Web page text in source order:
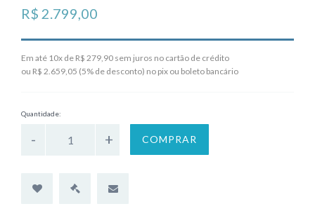
R$ 2.799,00
Em até 10x de R$ 279,90 sem juros no cartão de crédito
ou R$ 2.659,05 (5% de desconto) no pix ou boleto bancário
Quantidade:
COMPRAR